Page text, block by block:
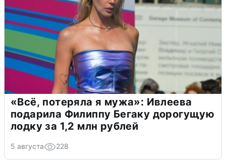
«Всё, потеряла я мужа»: Ивлеева
подарила Филиппу Бегаку дорогущую
лодку за 1,2 млн рублей
5 августа 228